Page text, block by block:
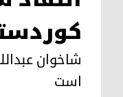
شاخوان
است